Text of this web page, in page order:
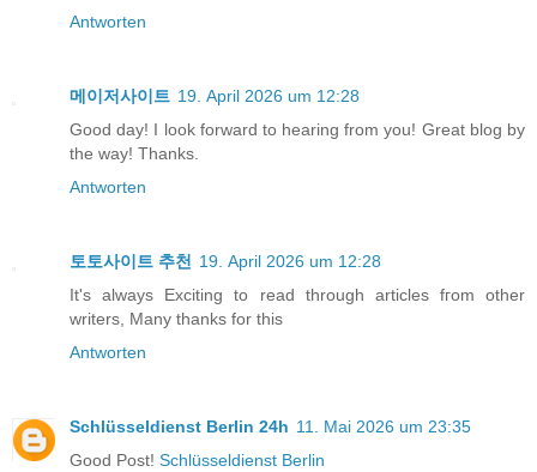
Antworten
메이저사이트 19. April 2026 um 12:28
Good day! I look forward to hearing from you! Great blog by
the way! Thanks.
Antworten
토토사이트 추천 19. April 2026 um 12:28
It's always Exciting to read thrоugh articles fгom other
writers, Many thanks for this
Antworten
Schlüsseldienst Berlin 24h 11. Mai 2026 um 23:35
Good Post! Schlüsseldienst Berlin